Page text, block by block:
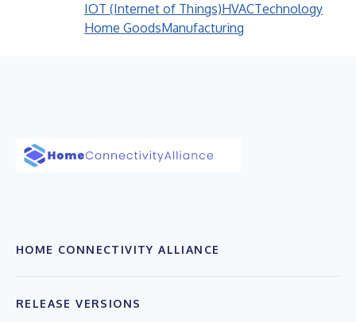
IOT (Internet of Things)HVACTechnology
Home GoodsManufacturing
HOME CONNECTIVITY ALLIANCE
RELEASE VERSIONS